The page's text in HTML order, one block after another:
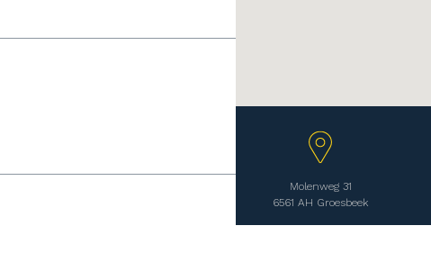
Molenweg 31
6561 AH Groesbeek